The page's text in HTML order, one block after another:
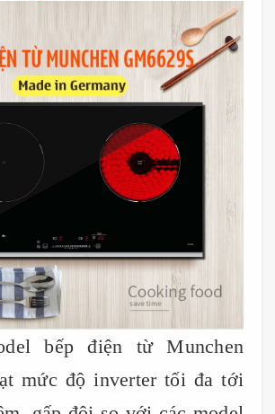
bếp điện từ Munchen
mức độ inverter tối đa tới